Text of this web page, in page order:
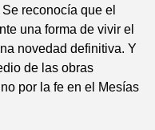
reconocía que el
una forma de vivir el
novedad definitiva. Y
de las obras
por la fe en el Mesías